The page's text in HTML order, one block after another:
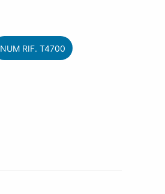
NUM RIF. T4700